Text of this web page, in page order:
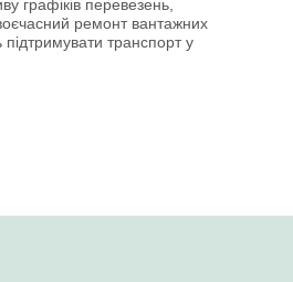
графіків перевезень,
ремонт вантажних
транспорт у